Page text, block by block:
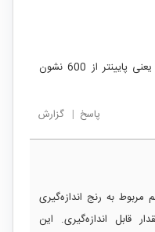
چرا مقدار حداقل اهم زدین 600اهم یعنی پایینتر از 600 نشون
پاسخ | گزارش
۶۰۰ اهم مربوط به رنج اندازه‌گیری
قابل اندازه‌گیری. این